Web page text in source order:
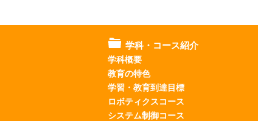
学科・コース紹介
学科概要
教育の特色
学習・教育到達目標
ロボティクスコース
システム制御コース